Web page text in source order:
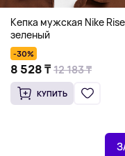
Кепка мужская Nike
зеленый
-30%
8 528 ₸ 12 183 ₸
КУПИТЬ